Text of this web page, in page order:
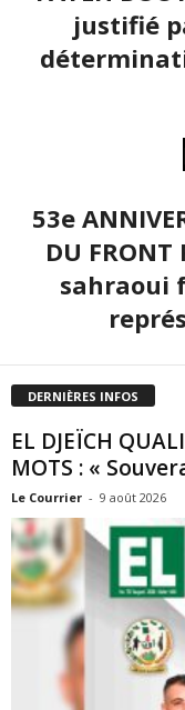
justifié
53e
DU
sahraoui
DERNIÈRES INFOS
EL DJEÏCH
MOTS : «
Le Courrier - 9 août 2026